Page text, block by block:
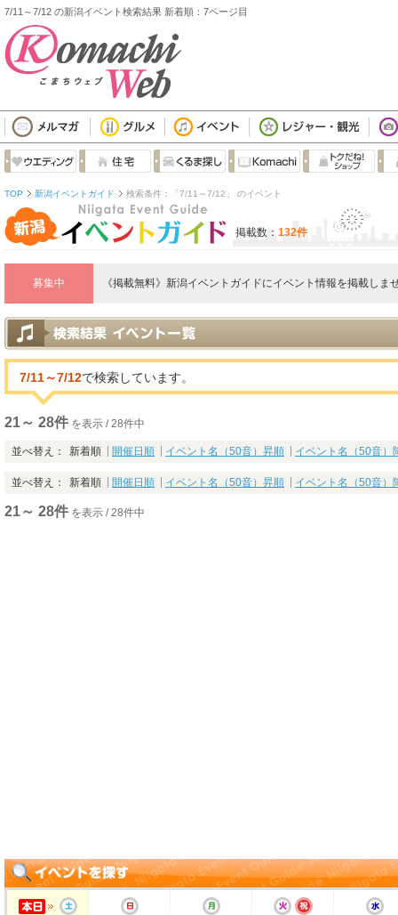
7/11～7/12 の新潟イベント検索結果 新着順：7ページ目
TOP 新潟イベントガイド 検索条件：「7/11～7/12」 のイベント
掲載数： 132件
募集中 《掲載無料》新潟イベントガイドにイベント情報を掲載しま
7/11～7/12で検索しています。
21～ 28件 を表示 / 28件中
並べ替え： 新着順 開催日順 イベント名（50音）昇順 イベント名（50音）
並べ替え： 新着順 開催日順 イベント名（50音）昇順 イベント名（50音）
21～ 28件 を表示 / 28件中